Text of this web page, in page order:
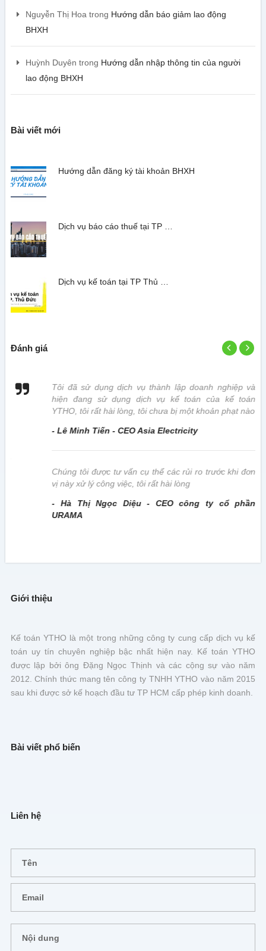
Nguyễn Thị Hoa trong Hướng dẫn báo giảm lao động
BHXH
Huỳnh Duyên trong Hướng dẫn nhập thông tin của người
lao động BHXH
Bài viết mới
Hướng dẫn đăng ký tài khoản BHXH
Dịch vụ báo cáo thuế tại TP …
Dịch vụ kế toán tại TP Thủ …
Đánh giá
Tôi đã sử dụng dịch vụ thành lập doanh nghiệp và
hiện đang sử dụng dịch vụ kế toán của kế toán
YTHO, tôi rất hài lòng, tôi chưa bị một khoản phạt nào
- Lê Minh Tiến - CEO Asia Electricity
Chúng tôi được tư vấn cụ thể các rủi ro trước khi đơn
vị này xử lý công việc, tôi rất hài lòng
- Hà Thị Ngọc Diệu - CEO công ty cổ phần
URAMA
Giới thiệu
Kế toán YTHO là một trong những công ty cung cấp dịch vụ kế
toán uy tín chuyên nghiệp bậc nhất hiện nay. Kế toán YTHO
được lập bởi ông Đặng Ngọc Thịnh và các cộng sự vào năm
2012. Chính thức mang tên công ty TNHH YTHO vào năm 2015
sau khi được sở kế hoạch đầu tư TP HCM cấp phép kinh doanh.
Bài viết phổ biến
Liên hệ